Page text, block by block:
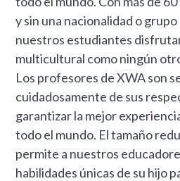
y sin una nacionalidad o
nuestros estudiantes
multicultural como ningún
Los profesores de XWA son
cuidadosamente de sus
garantizar la mejor
todo el mundo. El tamaño
permite a nuestros
habilidades únicas de su hijo